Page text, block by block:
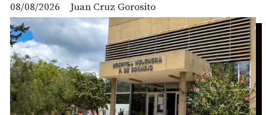
Juan Cruz Gorosito
08/08/2026